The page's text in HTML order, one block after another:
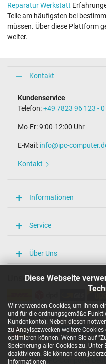
Diese Webseite
Wir verwenden Cookies, um Ihnen
und für die ordnungsgemäße
Kundenkonto). Neben diesen
zu Anaylsezwecken weitere
optimieren können. Wenn Sie auf
Speicherung aller Cookies zu. Unter
deaktivieren. Sie können dem
Informationen .
Reparatur Werkstatt
Teile am häufigsten bei
müssen. Über diese Plattform
weiter.
Kontakt
Kundenservice
Telefon:+49 7823 96 123 - 0
Mo-Fr: 9:00-12:00 Uhr
E-Mail: info@ipc-
Kontakt
Informationen
Service
Über Uns
Unsere Versandarten
Unsere Zahlarten
Copyright ©